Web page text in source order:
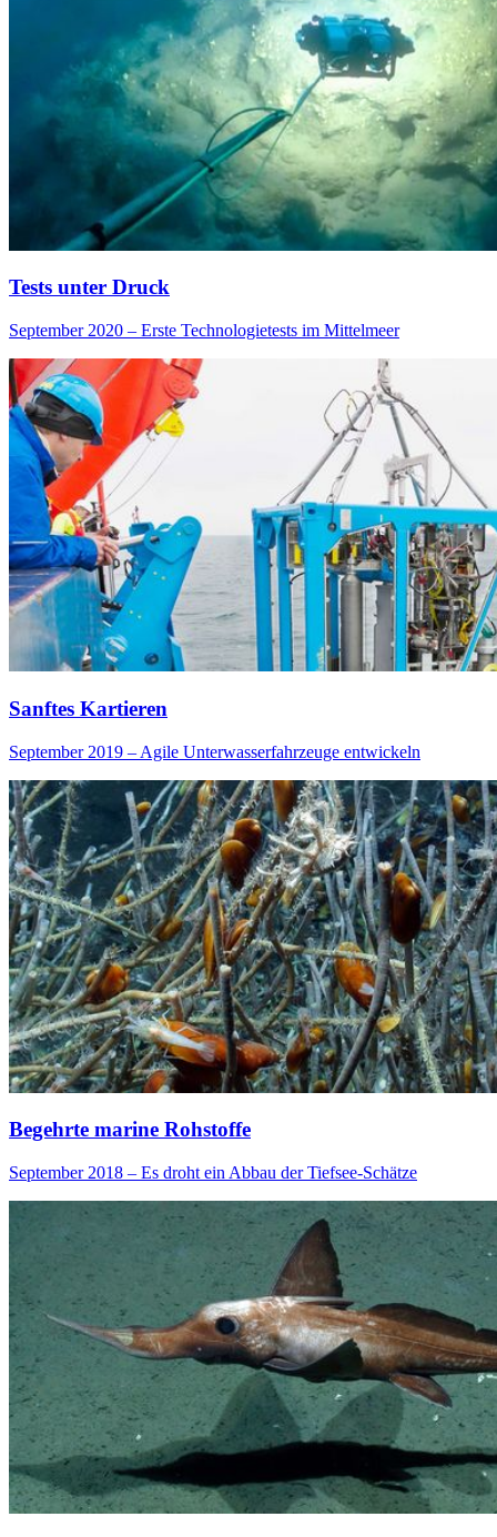
Tests unter Druck
September 2020 – Erste Technologietests im Mittelmeer
Sanftes Kartieren
September 2019 – Agile Unterwasserfahrzeuge entwickeln
Begehrte marine Rohstoffe
September 2018 – Es droht ein Abbau der Tiefsee-Schätze